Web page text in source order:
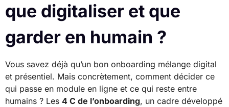
que digitaliser et que
garder en humain ?
Vous savez déjà qu’un bon onboarding mélange digital
et présentiel. Mais concrètement, comment décider ce
qui passe en module en ligne et ce qui reste entre
humains ? Les 4 C de l’onboarding, un cadre développé